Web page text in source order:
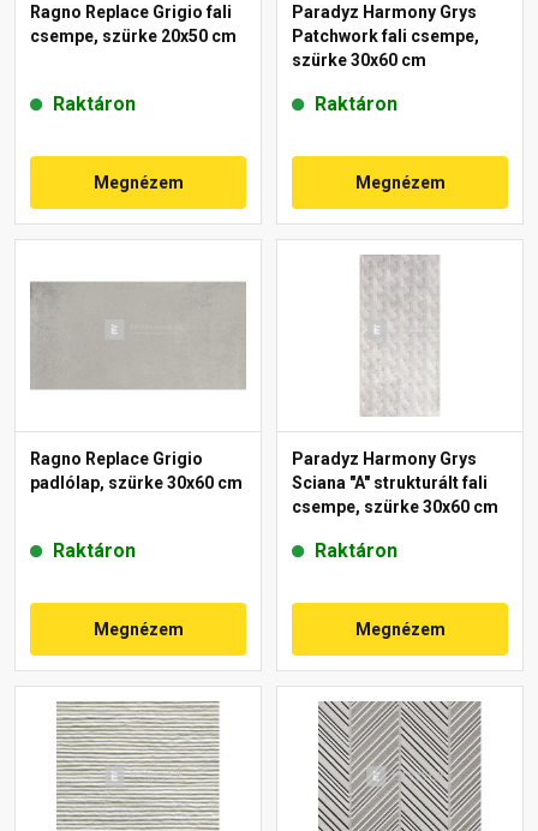
Ragno Replace Grigio fali
csempe, szürke 20x50 cm
Raktáron
Megnézem
Paradyz Harmony Grys
Patchwork fali csempe,
szürke 30x60 cm
Raktáron
Megnézem
Ragno Replace Grigio
padlólap, szürke 30x60 cm
Raktáron
Megnézem
Paradyz Harmony Grys
Sciana "A" strukturált fali
csempe, szürke 30x60 cm
Raktáron
Megnézem